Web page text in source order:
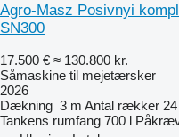
Agro-Masz Posivnyi
SN300
17.500 € ≈ 130.800 kr.
Såmaskine til mejetærsker
2026
Dækning 3 m Antal rækker 24
Tankens rumfang 700 l